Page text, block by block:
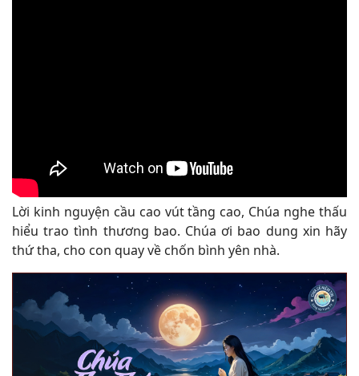
Lời kinh nguyện cầu cao vút tầng cao, Chúa nghe thấu
hiểu trao tình thương bao. Chúa ơi bao dung xin hãy
thứ tha, cho con quay về chốn bình yên nhà.